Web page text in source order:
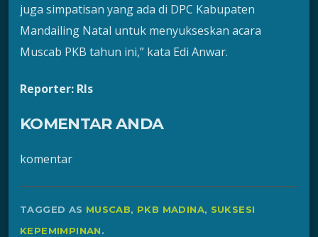
juga simpatisan yang ada di DPC Kabupaten
Mandailing Natal untuk menyukseskan acara
Muscab PKB tahun ini,” kata Edi Anwar.
Reporter: Rls
KOMENTAR ANDA
komentar
TAGGED AS MUSCAB, PKB MADINA, SUKSESI
KEPEMIMPINAN.